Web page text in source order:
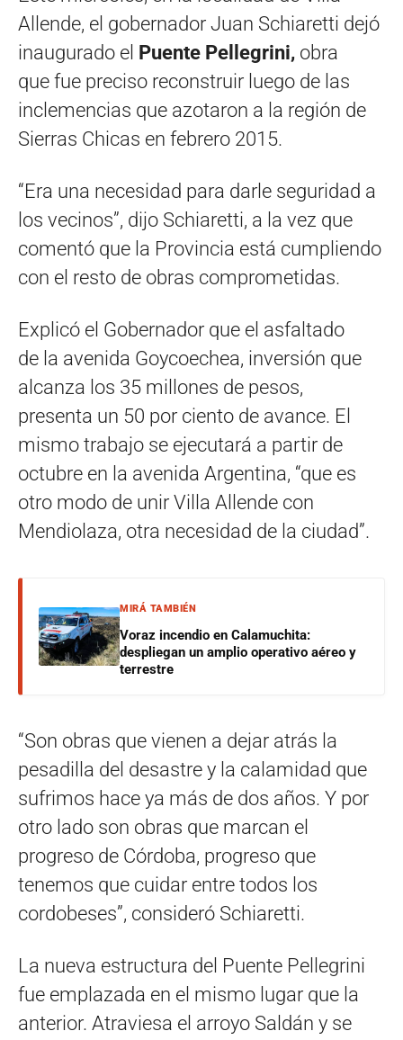
Allende, el gobernador Juan Schiaretti dejó
inaugurado el Puente Pellegrini, obra
que fue preciso reconstruir luego de las
inclemencias que azotaron a la región de
Sierras Chicas en febrero 2015.
“Era una necesidad para darle seguridad a
los vecinos”, dijo Schiaretti, a la vez que
comentó que la Provincia está cumpliendo
con el resto de obras comprometidas.
Explicó el Gobernador que el asfaltado
de la avenida Goycoechea, inversión que
alcanza los 35 millones de pesos,
presenta un 50 por ciento de avance. El
mismo trabajo se ejecutará a partir de
octubre en la avenida Argentina, “que es
otro modo de unir Villa Allende con
Mendiolaza, otra necesidad de la ciudad”.
MIRÁ TAMBIÉN
Voraz incendio en Calamuchita:
despliegan un amplio operativo aéreo y
terrestre
“Son obras que vienen a dejar atrás la
pesadilla del desastre y la calamidad que
sufrimos hace ya más de dos años. Y por
otro lado son obras que marcan el
progreso de Córdoba, progreso que
tenemos que cuidar entre todos los
cordobeses”, consideró Schiaretti.
La nueva estructura del Puente Pellegrini
fue emplazada en el mismo lugar que la
anterior. Atraviesa el arroyo Saldán y se